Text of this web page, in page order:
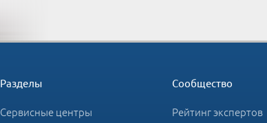
Разделы
Сервисные центры
Сообщество
Рейтинг экспертов